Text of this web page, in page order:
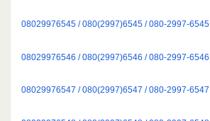
08029976545 / 080(2997)6545 / 080-2997-6545
08029976546 / 080(2997)6546 / 080-2997-6546
08029976547 / 080(2997)6547 / 080-2997-6547